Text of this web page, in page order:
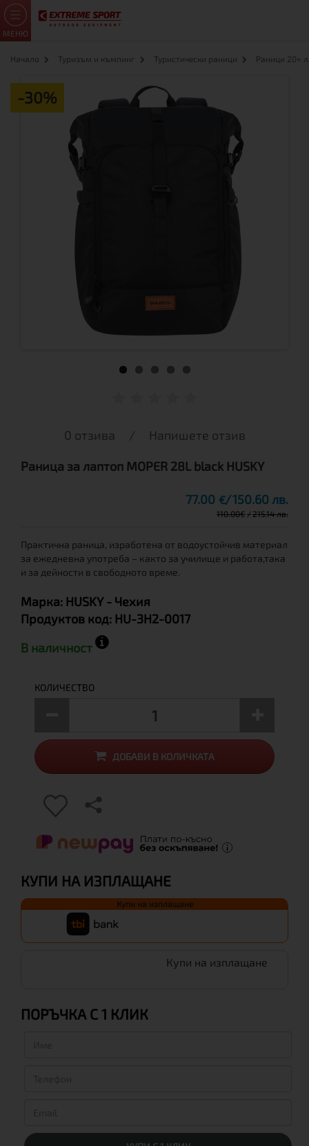
МЕНЮ
Начало Туризъм и къмпинг Туристически раници Раници 20+
-30%
0 отзива / Напишете отзив
Раница за лаптоп MOPER 28L black HUSKY
77.00 € 150.60 лв.
110.00€ 215.14 лв.
Практична раница, изработена от водоустойчив материал
за ежедневна употреба – както за училище и работа,така
и за дейности в свободното време.
Марка: HUSKY - Чехия
Продуктов код: HU-3H2-0017
В наличност
КОЛИЧЕСТВО
ДОБАВИ В КОЛИЧКАТА
КУПИ НА ИЗПЛАЩАНЕ
Купи на изплащане
Купи на изплащане
ПОРЪЧКА С 1 КЛИК